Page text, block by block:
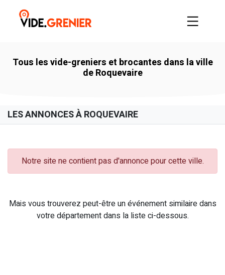
Tous les vide-greniers et brocantes dans la ville
de Roquevaire
LES ANNONCES À ROQUEVAIRE
Notre site ne contient pas d'annonce pour cette ville.
Mais vous trouverez peut-être un événement similaire dans
votre département dans la liste ci-dessous.